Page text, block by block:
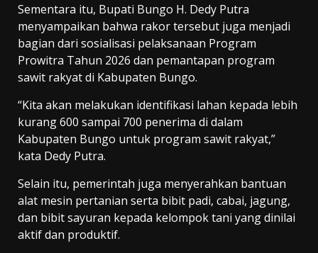
Sementara itu, Bupati Bungo H. Dedy Putra
menyampaikan bahwa rakor tersebut juga menjadi
bagian dari sosialisasi pelaksanaan Program
Prowitra Tahun 2026 dan pemantapan program
sawit rakyat di Kabupaten Bungo.
“Kita akan melakukan identifikasi lahan kepada lebih
kurang 600 sampai 700 penerima di dalam
Kabupaten Bungo untuk program sawit rakyat,”
kata Dedy Putra.
Selain itu, pemerintah juga menyerahkan bantuan
alat mesin pertanian serta bibit padi, cabai, jagung,
dan bibit sayuran kepada kelompok tani yang dinilai
aktif dan produktif.